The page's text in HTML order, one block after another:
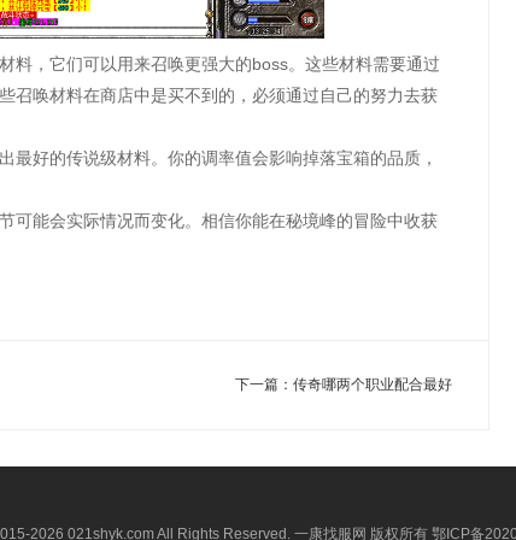
料，它们可以用来召唤更强大的boss。这些材料需要通过
召唤材料在商店中是买不到的，必须通过自己的努力去获
好的传说级材料。你的调率值会影响掉落宝箱的品质，
可能会实际情况而变化。相信你能在秘境峰的冒险中收获
下一篇： 传奇哪两个职业配合最好
2026 021shyk.com All Rights Reserved. 一康找服网 版权所有 鄂ICP备